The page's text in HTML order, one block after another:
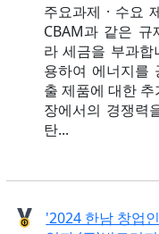
주요과제 · 수요
CBAM과 같은
라 세금을 부과
용하여 에너지를
출 제품에 대한
장에서의 경쟁력
탄...
'2024 한남 창업